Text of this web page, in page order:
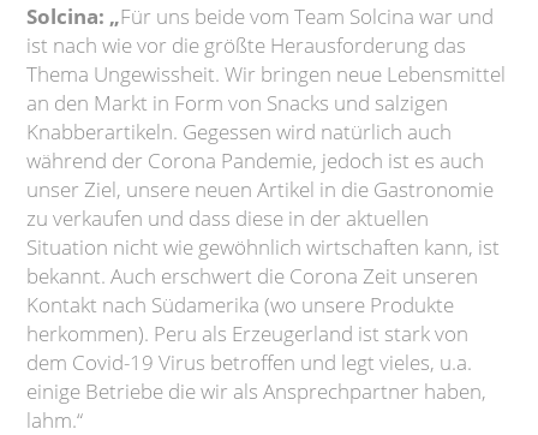
Solcina: „Für uns beide vom Team Solcina war und
ist nach wie vor die größte Herausforderung das
Thema Ungewissheit. Wir bringen neue Lebensmittel
an den Markt in Form von Snacks und salzigen
Knabberartikeln. Gegessen wird natürlich auch
während der Corona Pandemie, jedoch ist es auch
unser Ziel, unsere neuen Artikel in die Gastronomie
zu verkaufen und dass diese in der aktuellen
Situation nicht wie gewöhnlich wirtschaften kann, ist
bekannt. Auch erschwert die Corona Zeit unseren
Kontakt nach Südamerika (wo unsere Produkte
herkommen). Peru als Erzeugerland ist stark von
dem Covid-19 Virus betroffen und legt vieles, u.a.
einige Betriebe die wir als Ansprechpartner haben,
lahm.“